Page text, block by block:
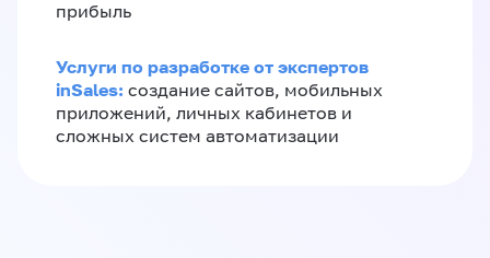
прибыль
Услуги по разработке от экспертов
inSales: создание сайтов, мобильных
приложений, личных кабинетов и
сложных систем автоматизации